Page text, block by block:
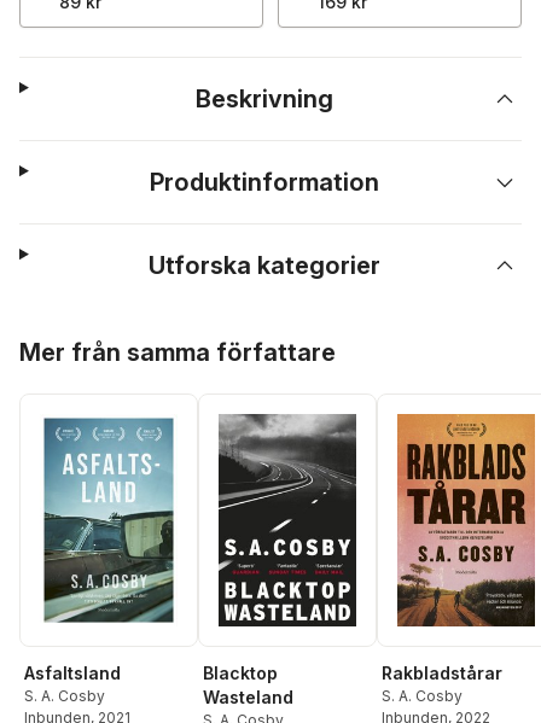
Beskrivning
Produktinformation
Utforska kategorier
Mer från samma författare
Asfaltsland
S. A. Cosby
Inbunden, 2021
Blacktop
Wasteland
Rakbladstårar
S. A. Cosby
Inbunden, 2022